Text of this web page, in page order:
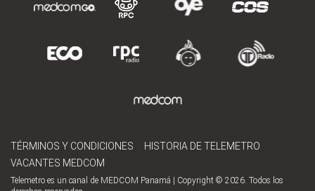
TÉRMINOS Y CONDICIONES
HISTORIA DE TELEMETRO
VACANTES MEDCOM
Telemetro es un canal de MEDCOM Panamá | Copyright © 2026. Todos los